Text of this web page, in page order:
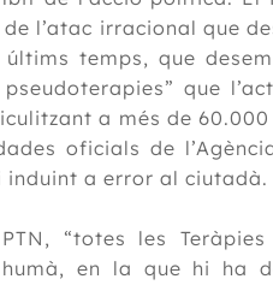
l’atac irracional que
últims temps, que
que
a més de
oficials de
a error al ciutadà.
“totes les
humà, en la que hi ha